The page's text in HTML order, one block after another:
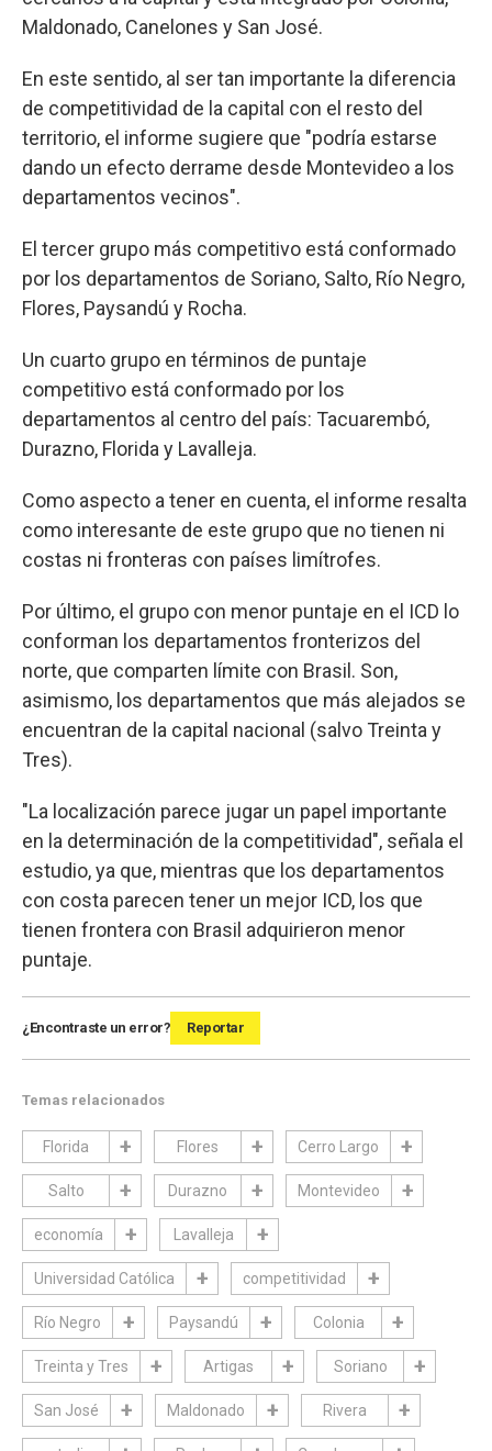
Maldonado, Canelones y San José.
En este sentido, al ser tan importante la diferencia
de competitividad de la capital con el resto del
territorio, el informe sugiere que "podría estarse
dando un efecto derrame desde Montevideo a los
departamentos vecinos".
El tercer grupo más competitivo está conformado
por los departamentos de Soriano, Salto, Río Negro,
Flores, Paysandú y Rocha.
Un cuarto grupo en términos de puntaje
competitivo está conformado por los
departamentos al centro del país: Tacuarembó,
Durazno, Florida y Lavalleja.
Como aspecto a tener en cuenta, el informe resalta
como interesante de este grupo que no tienen ni
costas ni fronteras con países limítrofes.
Por último, el grupo con menor puntaje en el ICD lo
conforman los departamentos fronterizos del
norte, que comparten límite con Brasil. Son,
asimismo, los departamentos que más alejados se
encuentran de la capital nacional (salvo Treinta y
Tres).
"La localización parece jugar un papel importante
en la determinación de la competitividad", señala el
estudio, ya que, mientras que los departamentos
con costa parecen tener un mejor ICD, los que
tienen frontera con Brasil adquirieron menor
puntaje.
¿Encontraste un error? Reportar
Temas relacionados
Florida Flores Cerro Largo
Salto Durazno Montevideo
economía Lavalleja
Universidad Católica competitividad
Río Negro Paysandú Colonia
Treinta y Tres Artigas Soriano
San José Maldonado Rivera